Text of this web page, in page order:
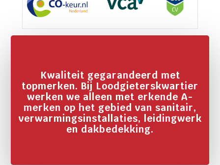
Kwaliteit gegarandeerd met
topmerken. Bij Loodgieterskwartier
werken we alleen met erkende A-
merken op het gebied van sanitair,
verwarmingsinstallaties, leidingwerk
en dakbedekking.